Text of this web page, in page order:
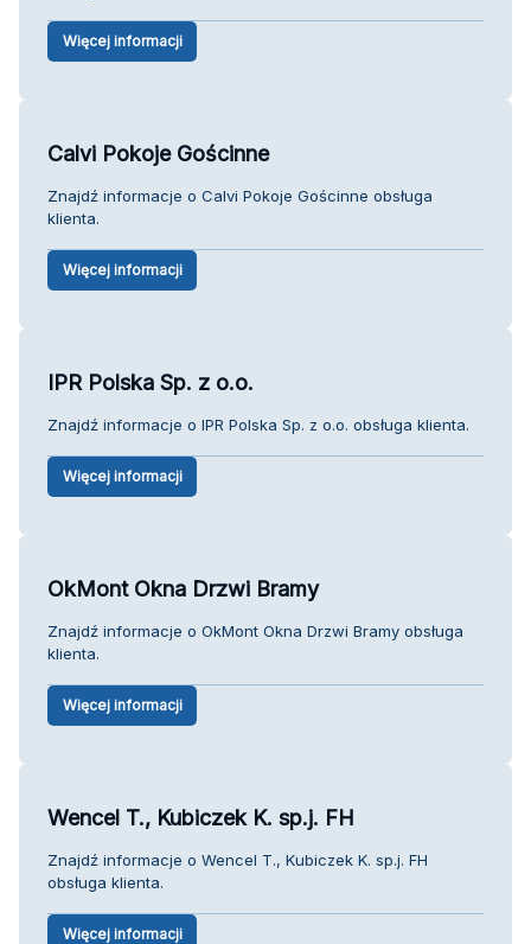
Więcej informacji
Calvi Pokoje Gościnne
Znajdź informacje o Calvi Pokoje Gościnne obsługa
klienta.
Więcej informacji
IPR Polska Sp. z o.o.
Znajdź informacje o IPR Polska Sp. z o.o. obsługa klienta.
Więcej informacji
OkMont Okna Drzwi Bramy
Znajdź informacje o OkMont Okna Drzwi Bramy obsługa
klienta.
Więcej informacji
Wencel T., Kubiczek K. sp.j. FH
Znajdź informacje o Wencel T., Kubiczek K. sp.j. FH
obsługa klienta.
Więcej informacji